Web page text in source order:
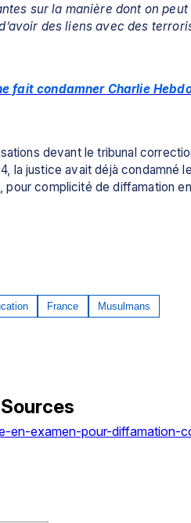
sur la manière dont on
des liens avec des
fait condamner Charlie
devant le tribunal
, pour complicité de diffamation
France Musulmans
Sources
en-examen-pour-diffamation-